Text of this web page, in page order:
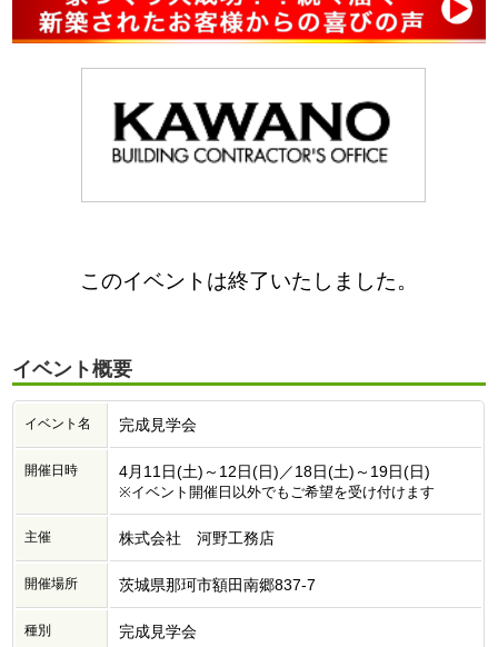
このイベントは終了いたしました。
イベント概要
イベント名 完成見学会
開催日時 4月11日(土)～12日(日)／18日(土)～19日(日)
※イベント開催日以外でもご希望を受け付けます
主催 株式会社 河野工務店
開催場所 茨城県那珂市額田南郷837-7
種別 完成見学会